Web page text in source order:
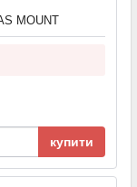
MOUNT
купити